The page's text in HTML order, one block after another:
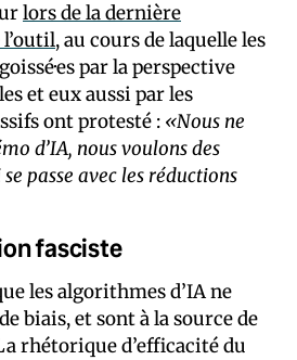
lors de la dernière
, au cours de laquelle les
par la perspective
et eux aussi par les
ont protesté : «Nous ne
d’IA, nous voulons des
passe avec les réductions
fasciste
les algorithmes d’IA ne
biais, et sont à la source de
rhétorique d’efficacité du